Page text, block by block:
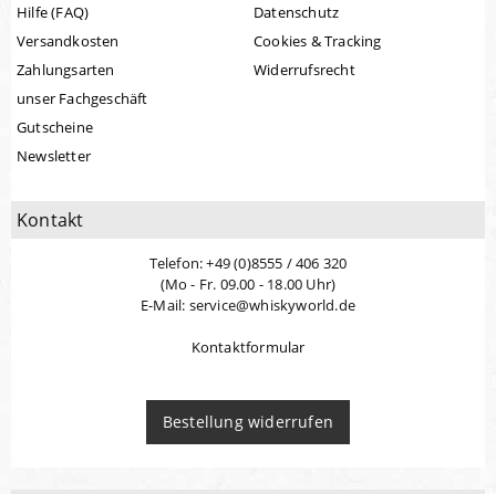
Hilfe (FAQ)
Versandkosten
Zahlungsarten
unser Fachgeschäft
Gutscheine
Newsletter
Datenschutz
Cookies & Tracking
Widerrufsrecht
Kontakt
Telefon: +49 (0)8555 / 406 320
(Mo - Fr. 09.00 - 18.00 Uhr)
E-Mail: service@whiskyworld.de
Kontaktformular
Bestellung widerrufen